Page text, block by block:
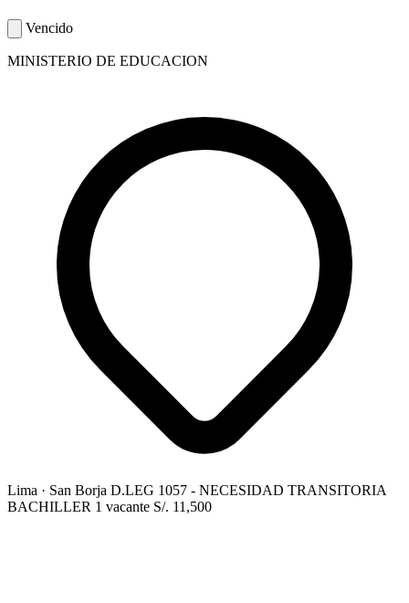
Vencido
MINISTERIO DE EDUCACION
Lima · San Borja D.LEG 1057 - NECESIDAD TRANSITORIA
BACHILLER 1 vacante S/. 11,500